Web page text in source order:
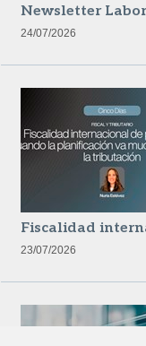
Newsletter
24/07/2026
Fiscalidad
23/07/2026